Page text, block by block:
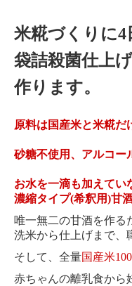
ゆずみそ
田楽みそ
生姜みそ
豚肉と旬野菜でつくる味
調味みそ2
プレミアム味噌ソース
ピリ辛肉味噌
餃子のみそだれ
小松屋のこだわり
米糀づくりに4
袋詰殺菌仕上
作ります。
原料は国産米と米糀だ
砂糖不使用、アルコー
お水を一滴も加えてい
濃縮タイプ(希釈用)甘
唯一無二の甘酒を作る
洗米から仕上げまで、
そして、全量国産米
赤ちゃんの離乳食から